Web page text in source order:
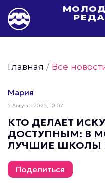
Фотогалереи Молодёжи
Статьи Молодёжи Москвы
Молодёжь Москвы
Молодёжь Москвы
Молодёжь Москвы в
Молодёжь Москвы
Главная /Все
Мария
5 Августа 2025, 10:07
КТО ДЕЛАЕТ
ДОСТУПНЫМ: В
ЛУЧШИЕ ШКОЛЫ
Поделиться